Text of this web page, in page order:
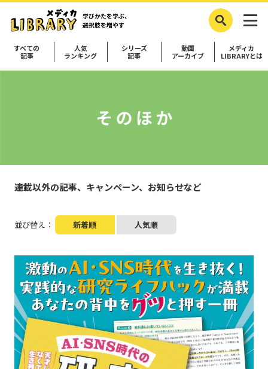
学びかたを学ぶ、
選択肢を増やす
すべての
記事
人気
ランキング
シリーズ
記事
動画
アーカイブ
メディカ
LIBRARYとは
連載以外の記事、キャンペーン、お知らせなど
並び替え： 新着順 人気順